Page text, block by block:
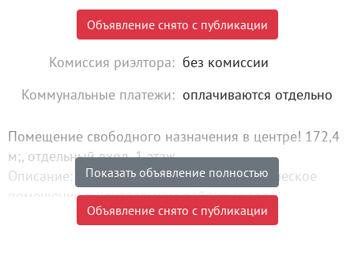
Объявление снято с публикации
Комиссия риэлтора: без комиссии
Коммунальные платежи: оплачиваются отдельно
Помещение свободного назначения в центре! 172,4
м;, отдельный вход, 1 этаж.
Описание: Предлагается в аренду коммерческое
помещение в центральном районе города.
Отдельный вход и служебный вход с фасада здания.
Показать объявление полностью
Объявление снято с публикации